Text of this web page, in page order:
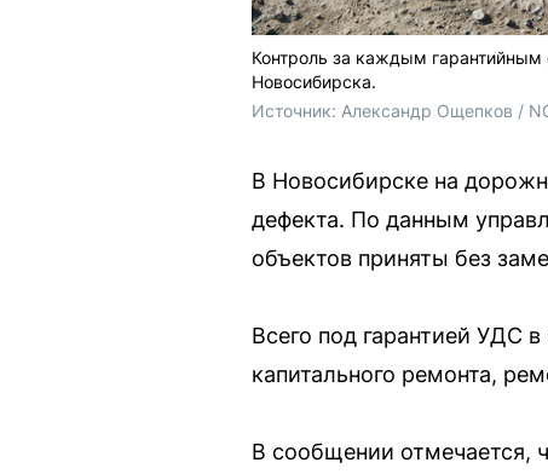
Контроль за каждым гарантийным
Новосибирска.
Источник: Александр Ощепков /
В Новосибирске на
дефекта. По данным
объектов приняты без
Всего под гарантией УДС
капитального ремонта,
В сообщении отмечается,